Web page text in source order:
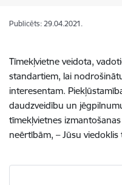
Publicēts: 29.04.2021.
Tīmekļvietne veidota,
standartiem, lai
interesentam.
daudzveidību un
tīmekļvietnes izmantošanas
neērtībām, –Jūsu viedoklis